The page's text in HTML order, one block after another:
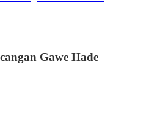
Gawe Hade